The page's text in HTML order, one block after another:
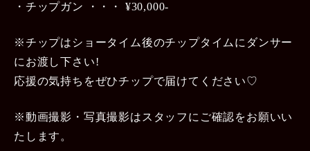
・チップガン ・・・ ¥30,000-
※チップはショータイム後のチップタイムにダンサー
にお渡し下さい!
応援の気持ちをぜひチップで届けてください♡
※動画撮影・写真撮影はスタッフにご確認をお願いい
たします。